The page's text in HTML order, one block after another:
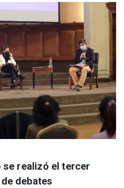
se realizó el tercer
debates